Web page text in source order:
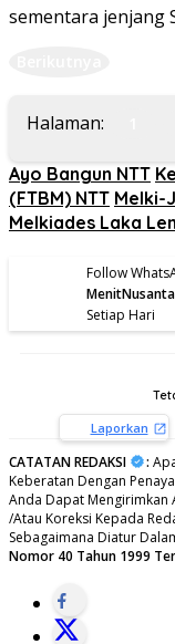
sementara jenjang
Halaman:
Ayo Bangun NTT
(FTBM) NTT Melki-
Melkiades Laka
Follow
Setiap Hari
Laporkan
CATATAN REDAKSI :
Keberatan Dengan
Anda Dapat Mengirimkan
/Atau Koreksi Kepada
Sebagaimana Diatur
Nomor 40 Tahun 1999